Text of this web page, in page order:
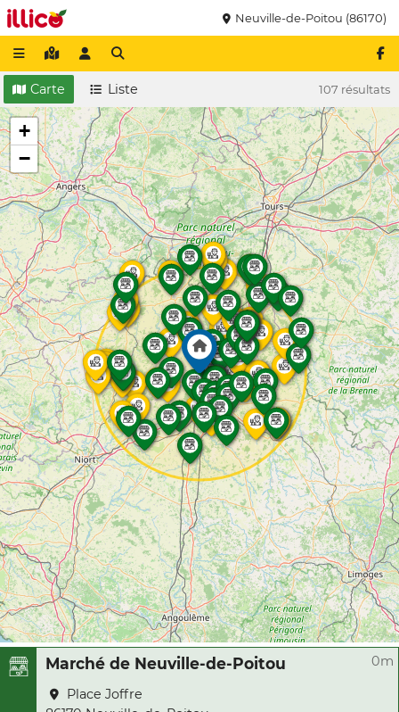
Neuville-de-Poitou (86170)
107 résultats
Carte Liste
+
−
Marché de Neuville-de-Poitou 0m
Place Joffre